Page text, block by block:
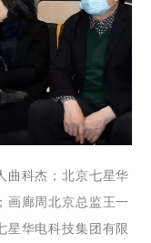
曲科杰；北京七星华
画廊周北京总监王一
星华电科技集团有限